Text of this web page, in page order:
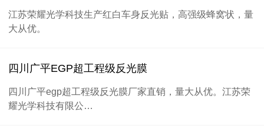
江苏荣耀光学科技生产红白车身反光贴，高强级蜂窝状，量
大从优。
四川广平EGP超工程级反光膜
四川广平egp超工程级反光膜厂家直销，量大从优。江苏荣
耀光学科技有限公…